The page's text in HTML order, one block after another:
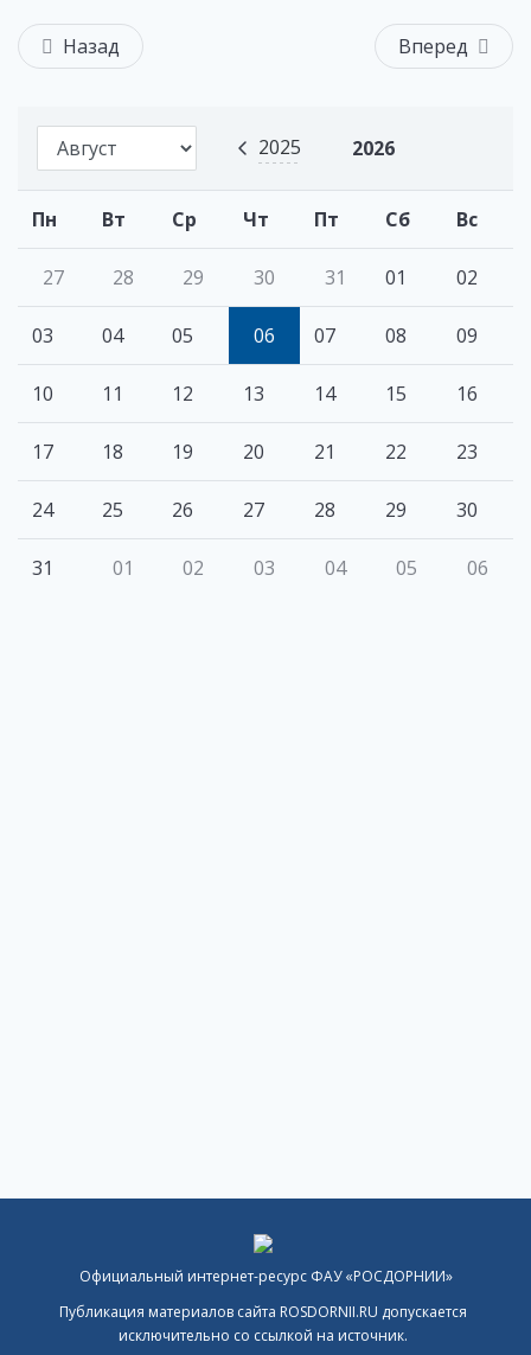
2025 2026
Пн Вт Ср Чт Пт Сб Вс
27 28 29 30 31 01 02
03 04 05 06 07 08 09
10 11 12 13 14 15 16
17 18 19 20 21 22 23
24 25 26 27 28 29 30
31 01 02 03 04 05 06
Назад Вперед
Официальный интернет-ресурс ФАУ «РОСДОРНИИ»
Публикация материалов сайта ROSDORNII.RU допускается
исключительно со ссылкой на источник.